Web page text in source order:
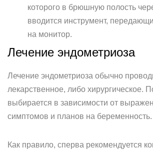
которого в брюшную полость
вводится инструмент,
на монитор.
Лечение эндометриоза
Лечение эндометриоза обычно
лекарственное, либо хирургическое.
выбирается в зависимости от
симптомов и планов на беременность.
Как правило, сперва рекомендуется